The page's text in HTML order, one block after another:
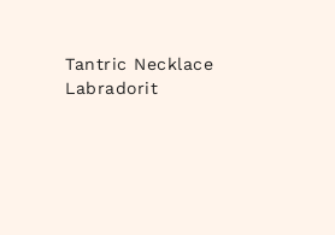
Tantric Necklace
Labradorit